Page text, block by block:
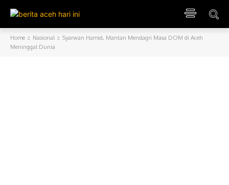
Home Nasional
Syarwan Hamid, Mantan Mendagri Masa DOM di Aceh
Meninggal Dunia